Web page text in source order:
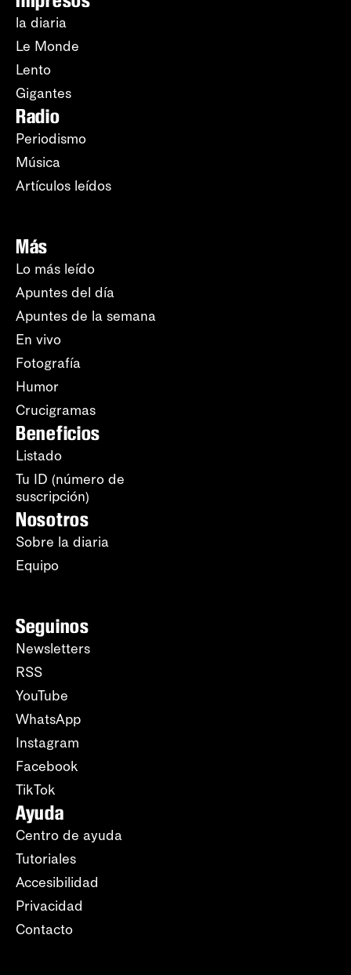
la diaria
Le Monde
Lento
Gigantes
Radio
Periodismo
Música
Artículos leídos
Más
Lo más leído
Apuntes del día
Apuntes de la semana
En vivo
Fotografía
Humor
Crucigramas
Beneficios
Listado
Tu ID (número de
suscripción)
Nosotros
Sobre la diaria
Equipo
Seguinos
Newsletters
RSS
YouTube
WhatsApp
Instagram
Facebook
TikTok
Ayuda
Centro de ayuda
Tutoriales
Accesibilidad
Privacidad
Contacto